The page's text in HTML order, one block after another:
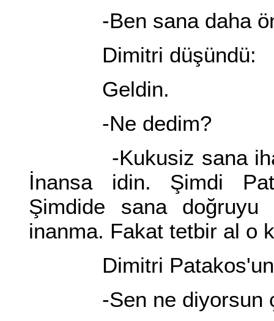
-Ben sana daha
Dimitri düşündü:
Geldin.
-Ne dedim?
-Kukusiz sana
İnansa idin. Şimdi
Şimdide sana
inanma. Fakat tetbir al o
Dimitri Patakos'un
-Sen ne diyorsun